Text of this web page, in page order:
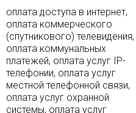
оплата доступа в интернет,
оплата коммерческого
(спутникового) телевидения,
оплата коммунальных
платежей, оплата услуг IP-
телефонии, оплата услуг
местной телефонной связи,
оплата услуг охранной
системы, оплата услуг